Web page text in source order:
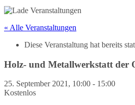
« Alle Veranstaltungen
Diese Veranstaltung hat bereits
Holz- und Metallwerkstatt der
25. September 2021, 10:00 - 15:00
Kostenlos